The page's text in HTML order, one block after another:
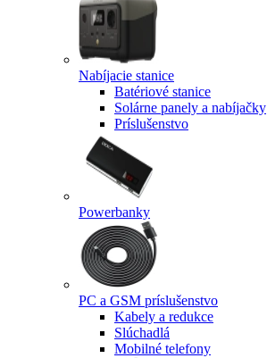
Nabíjacie stanice
Batériové stanice
Solárne panely a nabíjačky
Príslušenstvo
Powerbanky
PC a GSM príslušenstvo
Kabely a redukce
Slúchadlá
Mobilné telefony